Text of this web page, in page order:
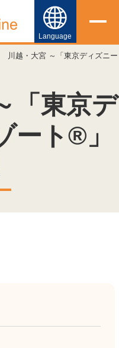
Language
English
简体中文
繁體中文
川越・大宮 ～「東京ディズニ
「東京デ
ート®」